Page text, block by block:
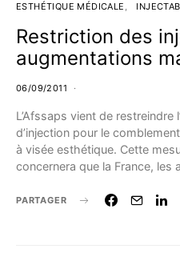
ESTHÉTIQUE MÉDICALE
Restriction des
augmentations
06/09/2011
L’Afssaps vient de restreindre
d’injection pour le
à visée esthétique. Cette
concernera que la France, les
PARTAGER